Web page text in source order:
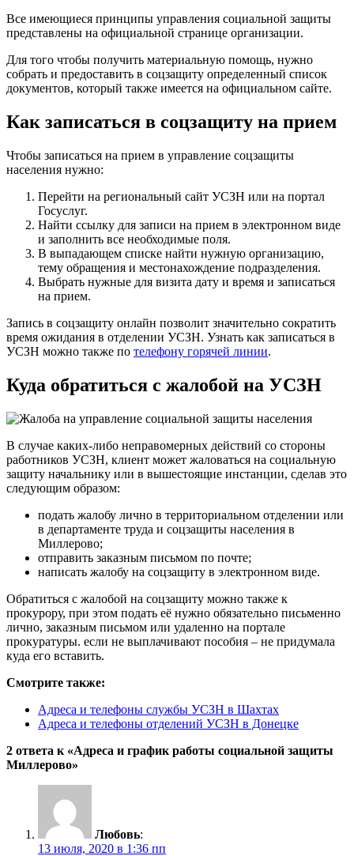
Все имеющиеся принципы управления социальной защиты
представлены на официальной странице организации.
Для того чтобы получить материальную помощь, нужно
собрать и предоставить в соцзащиту определенный список
документов, который также имеется на официальном сайте.
Как записаться в соцзащиту на прием
Чтобы записаться на прием в управление соцзащиты
населения нужно:
Перейти на региональный сайт УСЗН или на портал
Госуслуг.
Найти ссылку для записи на прием в электронном виде
и заполнить все необходимые поля.
В выпадающем списке найти нужную организацию,
тему обращения и местонахождение подразделения.
Выбрать нужные для визита дату и время и записаться
на прием.
Запись в соцзащиту онлайн позволит значительно сократить
время ожидания в отделении УСЗН. Узнать как записаться в
УСЗН можно также по телефону горячей линии.
Куда обратиться с жалобой на УСЗН
В случае каких-либо неправомерных действий со стороны
работников УСЗН, клиент может жаловаться на социальную
защиту начальнику или в вышестоящие инстанции, сделав это
следующим образом:
подать жалобу лично в территориальном отделении или
в департаменте труда и соцзащиты населения в
Миллерово;
отправить заказным письмом по почте;
написать жалобу на соцзащиту в электронном виде.
Обратиться с жалобой на соцзащиту можно также к
прокурору, при этом подать её нужно обязательно письменно
лично, заказным письмом или удаленно на портале
прокуратуры. если не выплачивают пособия – не придумала
куда его вставить.
Смотрите также:
Адреса и телефоны службы УСЗН в Шахтах
Адреса и телефоны отделений УСЗН в Донецке
2 ответа к «Адреса и график работы социальной защиты
Миллерово»
Любовь:
13 июля, 2020 в 1:36 пп